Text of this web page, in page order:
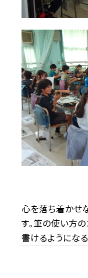
心を落ち着かせ
す。筆の使い方
書けるようにな